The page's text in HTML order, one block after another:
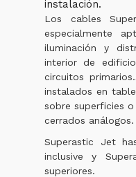
instalación.
Los cables
especialmente
iluminación y
interior de
circuitos
instalados en
sobre superficies
cerrados análogos.
Superastic Jet
inclusive y
superiores.